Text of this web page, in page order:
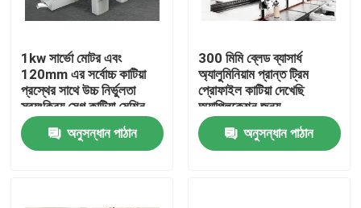
1kw সার্ভো মোটর এবং
120mm এর সর্বোচ্চ কাটিয়া
প্রস্থের সাথে উচ্চ নির্ভুলতা
স্বয়ংক্রিয় সেগ কাটিয়া মেশিন
অনুসন্ধান পাঠান
300 মিমি ব্লেড ব্যাসার্ধ
অ্যালুমিনিয়াম প্রান্ত ট্রিম
প্রোফাইল কাটিয়া দেখেছি
অ্যাপ্লিকেশন জন্য
অনুসন্ধান পাঠান